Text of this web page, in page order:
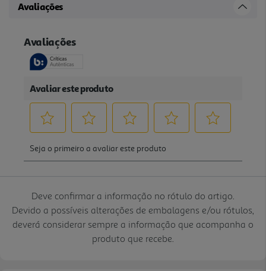
Avaliações
Deve confirmar a informação no rótulo do artigo.
Devido a possíveis alterações de embalagens e/ou rótulos,
deverá considerar sempre a informação que acompanha o
produto que recebe.